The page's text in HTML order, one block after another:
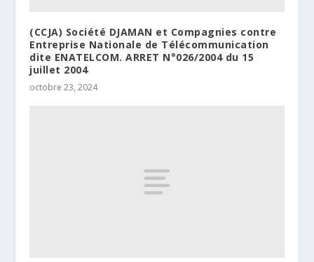
(CCJA) Société DJAMAN et Compagnies contre
Entreprise Nationale de Télécommunication
dite ENATELCOM. ARRET N°026/2004 du 15
juillet 2004
octobre 23, 2024